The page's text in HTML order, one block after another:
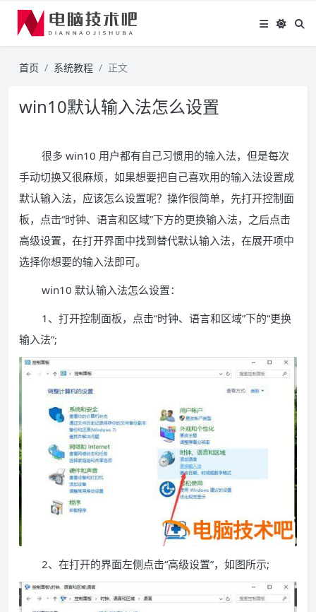
首页 系统教程 正文
win10默认输入法怎么设置
很多 win10 用户都有自己习惯用的输入法，但是每次
手动切换又很麻烦，如果想要把自己喜欢用的输入法设置成
默认输入法，应该怎么设置呢？操作很简单，先打开控制面
板，点击“时钟、语言和区域”下方的更换输入法，之后点击
高级设置，在打开界面中找到替代默认输入法，在展开项中
选择你想要的输入法即可。
win10 默认输入法怎么设置：
1、打开控制面板，点击“时钟、语言和区域”下的“更换
输入法”;
2、在打开的界面左侧点击“高级设置”，如图所示;